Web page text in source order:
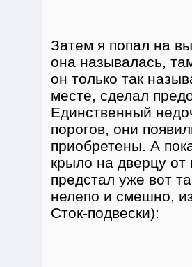
Затем я попал на
она называлась,
он только так
месте, сделал
Единственный
порогов, они
приобретены. А
крыло на дверцу
предстал уже вот
нелепо и смешно,
Сток-подвески):